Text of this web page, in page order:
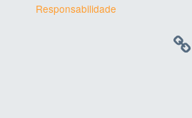
Responsabilidade